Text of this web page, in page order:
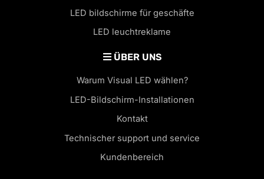
LED bildschirme für geschäfte
LED leuchtreklame
ÜBER UNS
Warum Visual LED wählen?
LED-Bildschirm-Installationen
Kontakt
Technischer support und service
Kundenbereich